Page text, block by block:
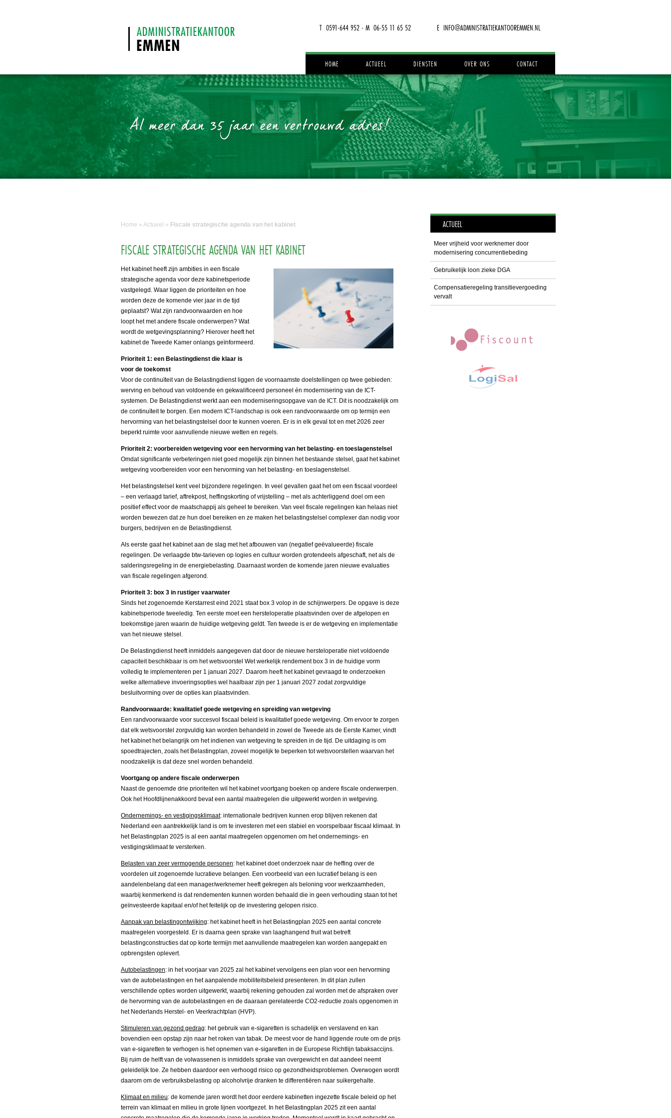
T 0591-644 952 - M 06-55 11 65 52 E INFO@ADMINISTRATIEKANTOOREMMEN.NL
HOME ACTUEEL DIENSTEN OVER ONS CONTACT
Home » Actueel » Fiscale strategische agenda van het kabinet
FISCALE STRATEGISCHE AGENDA VAN HET KABINET
Het kabinet heeft zijn ambities in een fiscale
strategische agenda voor deze kabinetsperiode
vastgelegd. Waar liggen de prioriteiten en hoe
worden deze de komende vier jaar in de tijd
geplaatst? Wat zijn randvoorwaarden en hoe
loopt het met andere fiscale onderwerpen? Wat
wordt de wetgevingsplanning? Hierover heeft het
kabinet de Tweede Kamer onlangs geïnformeerd.
Prioriteit 1: een Belastingdienst die klaar is
voor de toekomst
Voor de continuïteit van de Belastingdienst liggen de voornaamste doelstellingen op twee gebieden:
werving en behoud van voldoende en gekwalificeerd personeel én modernisering van de ICT-
systemen. De Belastingdienst werkt aan een moderniseringsopgave van de ICT. Dit is noodzakelijk om
de continuïteit te borgen. Een modern ICT-landschap is ook een randvoorwaarde om op termijn een
hervorming van het belastingstelsel door te kunnen voeren. Er is in elk geval tot en met 2026 zeer
beperkt ruimte voor aanvullende nieuwe wetten en regels.
Prioriteit 2: voorbereiden wetgeving voor een hervorming van het belasting- en toeslagenstelsel
Omdat significante verbeteringen niet goed mogelijk zijn binnen het bestaande stelsel, gaat het kabinet
wetgeving voorbereiden voor een hervorming van het belasting- en toeslagenstelsel.
Het belastingstelsel kent veel bijzondere regelingen. In veel gevallen gaat het om een fiscaal voordeel
– een verlaagd tarief, aftrekpost, heffingskorting of vrijstelling – met als achterliggend doel om een
positief effect voor de maatschappij als geheel te bereiken. Van veel fiscale regelingen kan helaas niet
worden bewezen dat ze hun doel bereiken en ze maken het belastingstelsel complexer dan nodig voor
burgers, bedrijven en de Belastingdienst.
Als eerste gaat het kabinet aan de slag met het afbouwen van (negatief geëvalueerde) fiscale
regelingen. De verlaagde btw-tarieven op logies en cultuur worden grotendeels afgeschaft, net als de
salderingsregeling in de energiebelasting. Daarnaast worden de komende jaren nieuwe evaluaties
van fiscale regelingen afgerond.
Prioriteit 3: box 3 in rustiger vaarwater
Sinds het zogenoemde Kerstarrest eind 2021 staat box 3 volop in de schijnwerpers. De opgave is deze
kabinetsperiode tweeledig. Ten eerste moet een hersteloperatie plaatsvinden over de afgelopen en
toekomstige jaren waarin de huidige wetgeving geldt. Ten tweede is er de wetgeving en implementatie
van het nieuwe stelsel.
De Belastingdienst heeft inmiddels aangegeven dat door de nieuwe hersteloperatie niet voldoende
capaciteit beschikbaar is om het wetsvoorstel Wet werkelijk rendement box 3 in de huidige vorm
volledig te implementeren per 1 januari 2027. Daarom heeft het kabinet gevraagd te onderzoeken
welke alternatieve invoeringsopties wel haalbaar zijn per 1 januari 2027 zodat zorgvuldige
besluitvorming over de opties kan plaatsvinden.
Randvoorwaarde: kwalitatief goede wetgeving en spreiding van wetgeving
Een randvoorwaarde voor succesvol fiscaal beleid is kwalitatief goede wetgeving. Om ervoor te zorgen
dat elk wetsvoorstel zorgvuldig kan worden behandeld in zowel de Tweede als de Eerste Kamer, vindt
het kabinet het belangrijk om het indienen van wetgeving te spreiden in de tijd. De uitdaging is om
spoedtrajecten, zoals het Belastingplan, zoveel mogelijk te beperken tot wetsvoorstellen waarvan het
noodzakelijk is dat deze snel worden behandeld.
Voortgang op andere fiscale onderwerpen
Naast de genoemde drie prioriteiten wil het kabinet voortgang boeken op andere fiscale onderwerpen.
Ook het Hoofdlijnenakkoord bevat een aantal maatregelen die uitgewerkt worden in wetgeving.
Ondernemings- en vestigingsklimaat: internationale bedrijven kunnen erop blijven rekenen dat
Nederland een aantrekkelijk land is om te investeren met een stabiel en voorspelbaar fiscaal klimaat. In
het Belastingplan 2025 is al een aantal maatregelen opgenomen om het ondernemings- en
vestigingsklimaat te versterken.
Belasten van zeer vermogende personen: het kabinet doet onderzoek naar de heffing over de
voordelen uit zogenoemde lucratieve belangen. Een voorbeeld van een lucratief belang is een
aandelenbelang dat een manager/werknemer heeft gekregen als beloning voor werkzaamheden,
waarbij kenmerkend is dat rendementen kunnen worden behaald die in geen verhouding staan tot het
geïnvesteerde kapitaal en/of het feitelijk op de investering gelopen risico.
Aanpak van belastingontwijking: het kabinet heeft in het Belastingplan 2025 een aantal concrete
maatregelen voorgesteld. Er is daarna geen sprake van laaghangend fruit wat betreft
belastingconstructies dat op korte termijn met aanvullende maatregelen kan worden aangepakt en
opbrengsten oplevert.
Autobelastingen: in het voorjaar van 2025 zal het kabinet vervolgens een plan voor een hervorming
van de autobelastingen en het aanpalende mobiliteitsbeleid presenteren. In dit plan zullen
verschillende opties worden uitgewerkt, waarbij rekening gehouden zal worden met de afspraken over
de hervorming van de autobelastingen en de daaraan gerelateerde CO2-reductie zoals opgenomen in
het Nederlands Herstel- en Veerkrachtplan (HVP).
Stimuleren van gezond gedrag: het gebruik van e-sigaretten is schadelijk en verslavend en kan
bovendien een opstap zijn naar het roken van tabak. De meest voor de hand liggende route om de prijs
van e-sigaretten te verhogen is het opnemen van e-sigaretten in de Europese Richtlijn tabaksaccijns.
Bij ruim de helft van de volwassenen is inmiddels sprake van overgewicht en dat aandeel neemt
geleidelijk toe. Ze hebben daardoor een verhoogd risico op gezondheidsproblemen. Overwogen wordt
daarom om de verbruiksbelasting op alcoholvrije dranken te differentiëren naar suikergehalte.
Klimaat en milieu: de komende jaren wordt het door eerdere kabinetten ingezette fiscale beleid op het
terrein van klimaat en milieu in grote lijnen voortgezet. In het Belastingplan 2025 zit een aantal
ACTUEEL
Meer vrijheid voor werknemer door
modernisering concurrentiebeding
Gebruikelijk loon zieke DGA
Compensatieregeling transitievergoeding
vervalt